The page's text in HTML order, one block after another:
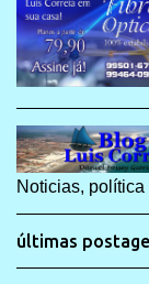
Noticias,
últimas